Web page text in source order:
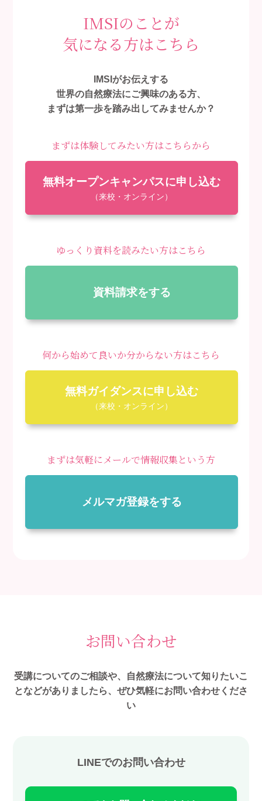
IMSIのことが
気になる方はこちら
IMSIがお伝えする
世界の自然療法にご興味のある方、
まずは第一歩を踏み出してみませんか？
まずは体験してみたい方はこちらから
無料オープンキャンパスに申し込む
（来校・オンライン）
ゆっくり資料を読みたい方はこちら
資料請求をする
何から始めて良いか分からない方はこちら
無料ガイダンスに申し込む
（来校・オンライン）
まずは気軽にメールで情報収集という方
メルマガ登録をする
お問い合わせ
受講についてのご相談や、自然療法について知りたいこ
となどがありましたら、ぜひ気軽にお問い合わせくださ
い
LINEでのお問い合わせ